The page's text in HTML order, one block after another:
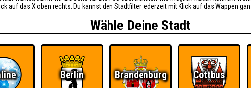
auf das X oben rechts. Du kannst den Stadtfilter jederzeit mit Klick auf das Wappen
Wähle Deine Stadt
Berlin Brandenburg Cottbus